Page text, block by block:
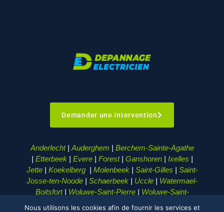
Demander une intervention
Anderlecht| Auderghem | Berchem-Sainte-Agathe
| Etterbeek| Evere| Forest| Ganshoren| Ixelles |
Jette| Koekelberg| Molenbeek | Saint-Gilles | Saint-
Josse-ten-Noode | Schaerbeek | Uccle | Watermael-
Boitsfort| Woluwe-Saint-Pierre| Woluwe-Saint-
Nous utilisons les cookies afin de fournir les services et